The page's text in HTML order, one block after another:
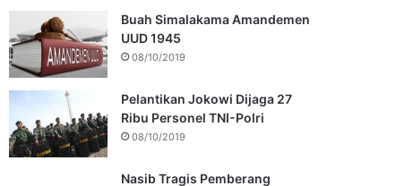
Buah Simalakama Amandemen
UUD 1945
08/10/2019
Pelantikan Jokowi Dijaga 27
Ribu Personel TNI-Polri
08/10/2019
Nasib Tragis Pemberang